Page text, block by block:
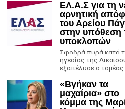
Επικοινωνία
ΕΛ.Α.Σ για τη
αρνητική
του Αρείου
στην υπόθεση
υποκλοπών
Σφοδρά πυρά κατά
ηγεσίας της
εξαπέλυσε ο τομέας
«Βγήκαν τα
μαχαίρια» στο
κόμμα της